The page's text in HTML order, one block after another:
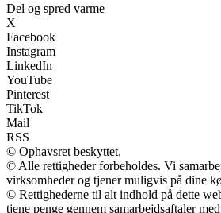
Del og spred varme
X
Facebook
Instagram
LinkedIn
YouTube
Pinterest
TikTok
Mail
RSS
© Ophavsret beskyttet.
© Alle rettigheder forbeholdes. Vi
virksomheder og tjener muligvis på dine
© Rettighederne til alt indhold på dette
tjene penge gennem samarbejdsaftaler